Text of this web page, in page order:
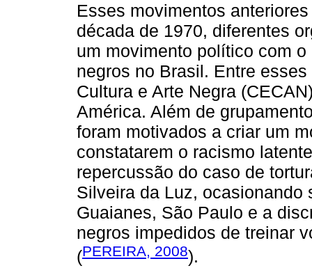
Esses movimentos
década de 1970, diferentes
um movimento político com
negros no Brasil. Entre
Cultura e Arte Negra
América. Além de
foram motivados a criar um
constatarem o racismo
repercussão do caso de
Silveira da Luz,
Guaianes, São Paulo e a
negros impedidos de treinar
(PEREIRA, 2008).